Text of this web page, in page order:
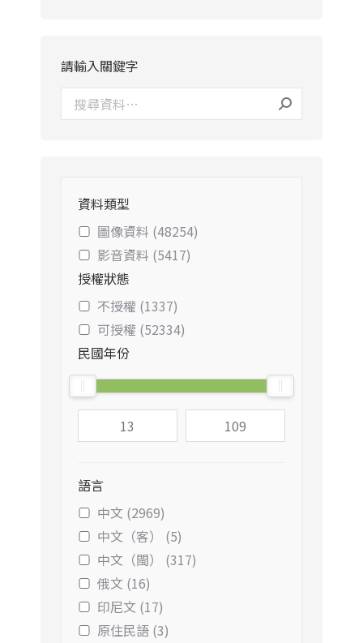
請輸入關鍵字
資料類型
圖像資料 (48254)
影音資料 (5417)
授權狀態
不授權 (1337)
可授權 (52334)
民國年份
語言
中文 (2969)
中文（客） (5)
中文（閩） (317)
俄文 (16)
印尼文 (17)
原住民語 (3)